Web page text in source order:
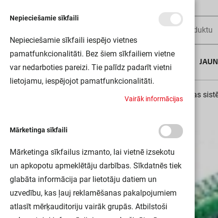
Signalizācijas, uguns un videonovērošanas
Nepieciešamie sīkfaili
Nepieciešamie sīkfaili iespējo vietnes
pamatfunkcionalitāti. Bez šiem sīkfailiem vietne
var nedarboties pareizi. Tie palīdz padarīt vietni
lietojamu, iespējojot pamatfunkcionalitāti.
Vairāk informācijas
Mārketinga sīkfaili
Mārketinga sīkfailus izmanto, lai vietnē izsekotu
un apkopotu apmeklētāju darbības. Sīkdatnēs tiek
glabāta informācija par lietotāju datiem un
uzvedību, kas ļauj reklamēšanas pakalpojumiem
atlasīt mērķauditoriju vairāk grupās. Atbilstoši